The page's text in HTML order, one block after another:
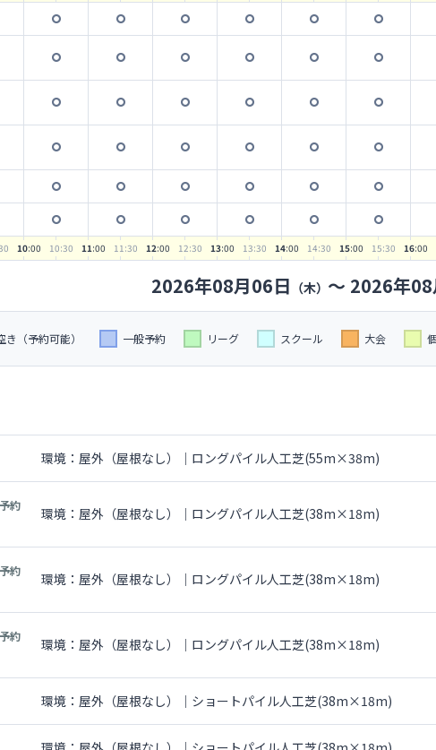
10:00 10:30 11:00 11:30 12:00 12:30 13:00 13:30 14:00 14:30 15:00 15:30 16:00
2026年08月06日 （木） 〜 2026年
き（予約可能） 一般予約 リーグ スクール 大会
環境：屋外（屋根なし）｜ロングパイル人工芝(55m×38m)
約
環境：屋外（屋根なし）｜ロングパイル人工芝(38m×18m)
約
環境：屋外（屋根なし）｜ロングパイル人工芝(38m×18m)
約
環境：屋外（屋根なし）｜ロングパイル人工芝(38m×18m)
環境：屋外（屋根なし）｜ショートパイル人工芝(38m×18m)